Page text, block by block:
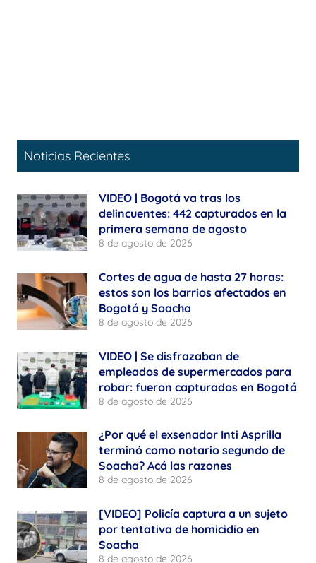
Noticias Recientes
VIDEO | Bogotá va tras los
delincuentes: 442 capturados en la
primera semana de agosto
8 de agosto de 2026
Cortes de agua de hasta 27 horas:
estos son los barrios afectados en
Bogotá y Soacha
8 de agosto de 2026
VIDEO | Se disfrazaban de
empleados de supermercados para
robar: fueron capturados en Bogotá
8 de agosto de 2026
¿Por qué el exsenador Inti Asprilla
terminó como notario segundo de
Soacha? Acá las razones
8 de agosto de 2026
[VIDEO] Policía captura a un sujeto
por tentativa de homicidio en
Soacha
8 de agosto de 2026